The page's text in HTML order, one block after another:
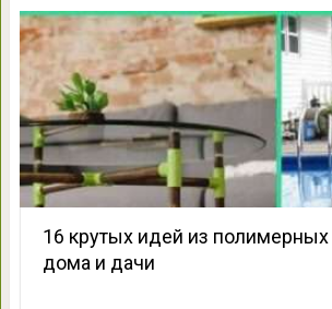
16 крутых идей из полимерных
дома и дачи